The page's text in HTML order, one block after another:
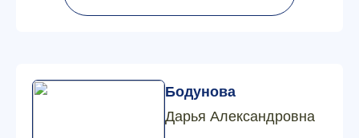
Бодунова
Дарья Александровна